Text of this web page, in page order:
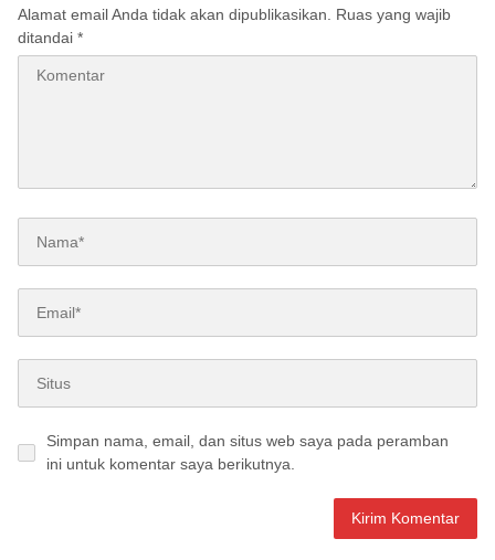
Alamat email Anda tidak akan dipublikasikan.
Ruas yang wajib
ditandai *
Simpan nama, email, dan situs web saya pada peramban
ini untuk komentar saya berikutnya.